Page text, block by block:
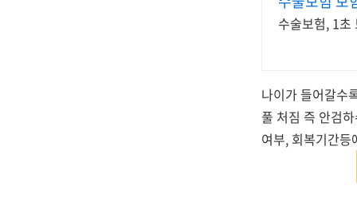
수술보험, 1초
나이가 들어갈수
풀 처짐 즉 안검
여부, 회복기간